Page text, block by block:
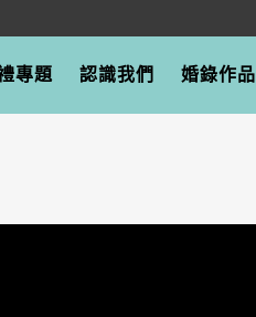
專題 認識我們 婚錄作品